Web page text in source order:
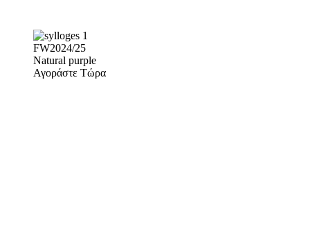
FW2024/25
Natural purple
Αγοράστε Τώρα